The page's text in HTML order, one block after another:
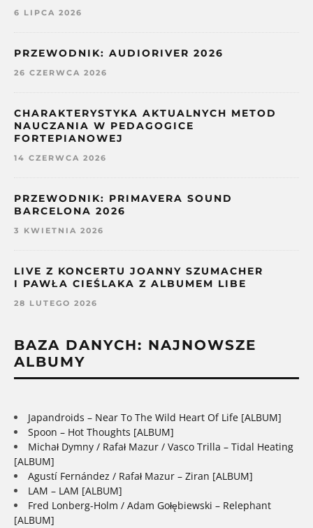
6 LIPCA 2026
PRZEWODNIK: AUDIORIVER 2026
26 CZERWCA 2026
CHARAKTERYSTYKA AKTUALNYCH METOD
NAUCZANIA W PEDAGOGICE
FORTEPIANOWEJ
14 CZERWCA 2026
PRZEWODNIK: PRIMAVERA SOUND
BARCELONA 2026
3 KWIETNIA 2026
LIVE Z KONCERTU JOANNY SZUMACHER
I PAWŁA CIEŚLAKA Z ALBUMEM LIBE
28 LUTEGO 2026
BAZA DANYCH: NAJNOWSZE
ALBUMY
Japandroids – Near To The Wild Heart Of Life [ALBUM]
Spoon – Hot Thoughts [ALBUM]
Michał Dymny / Rafał Mazur / Vasco Trilla – Tidal Heating
[ALBUM]
Agustí Fernández / Rafał Mazur – Ziran [ALBUM]
LAM – LAM [ALBUM]
Fred Lonberg-Holm / Adam Gołębiewski – Relephant
[ALBUM]